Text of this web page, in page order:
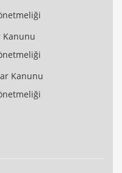
Kanunu
Kanunu